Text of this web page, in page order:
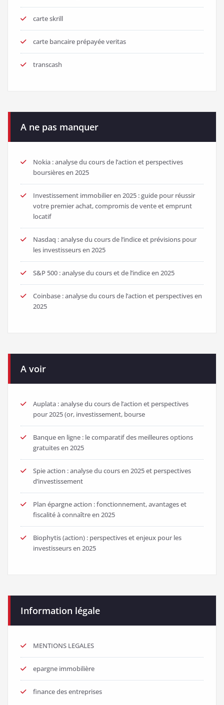
carte skrill
carte bancaire prépayée veritas
transcash
A ne pas manquer
Nokia : analyse du cours de l’action et perspectives
boursières en 2025
Investissement immobilier en 2025 : guide pour réussir
votre premier achat, compromis de vente et emprunt
locatif
Nasdaq : analyse du cours de l’indice et prévisions pour
les investisseurs en 2025
S&P 500 : analyse du cours et de l’indice en 2025
Coinbase : analyse du cours de l’action et perspectives en
2025
A voir
Auplata : analyse du cours de l’action et perspectives
pour 2025 (or, investissement, bourse
Banque en ligne : le comparatif des meilleures options
gratuites en 2025
Spie action : analyse du cours en 2025 et perspectives
d’investissement
Plan épargne action : fonctionnement, avantages et
fiscalité à connaître en 2025
Biophytis (action) : perspectives et enjeux pour les
investisseurs en 2025
Information légale
MENTIONS LEGALES
epargne immobilière
finance des entreprises